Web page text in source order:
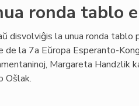
ronda tablo
disvolviĝis la unua ronda tablo
de la 7a Eŭropa Esperanto-
Margareta Handzlik
Ošlak.